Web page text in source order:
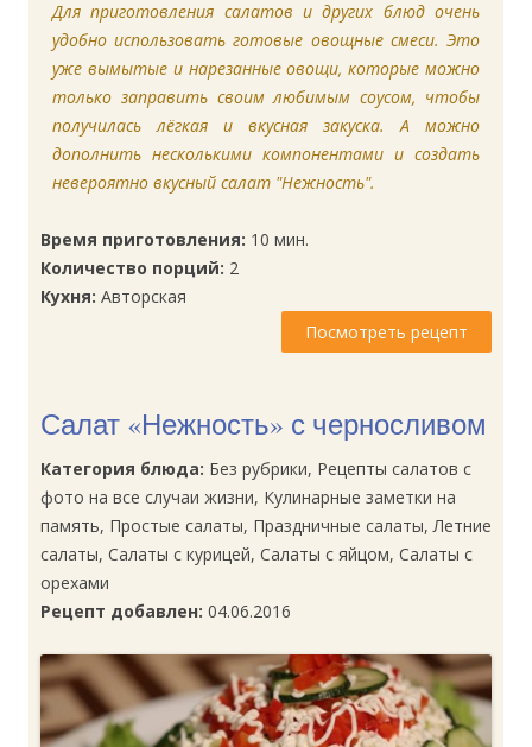
Для приготовления салатов и других блюд очень
удобно использовать готовые овощные смеси. Это
уже вымытые и нарезанные овощи, которые можно
только заправить своим любимым соусом, чтобы
получилась лёгкая и вкусная закуска. А можно
дополнить несколькими компонентами и создать
невероятно вкусный салат "Нежность".
Время приготовления: 10 мин.
Количество порций: 2
Кухня: Авторская
Посмотреть рецепт
Салат «Нежность» с черносливом
Категория блюда: Без рубрики, Рецепты салатов с
фото на все случаи жизни, Кулинарные заметки на
память, Простые салаты, Праздничные салаты, Летние
салаты, Салаты с курицей, Салаты с яйцом, Салаты с
орехами
Рецепт добавлен: 04.06.2016